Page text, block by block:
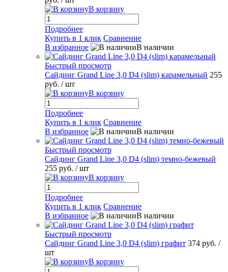
В корзину
Подробнее
Купить в 1 клик Сравнение
В избранное
В наличии
Быстрый просмотр
Сайдинг Grand Line 3,0 D4 (slim) карамельный 255
руб. / шт
В корзину
Подробнее
Купить в 1 клик Сравнение
В избранное
В наличии
Быстрый просмотр
Сайдинг Grand Line 3,0 D4 (slim) темно-бежевый
255 руб. / шт
В корзину
Подробнее
Купить в 1 клик Сравнение
В избранное
В наличии
Быстрый просмотр
Сайдинг Grand Line 3,0 D4 (slim) графит 374 руб. /
шт
В корзину